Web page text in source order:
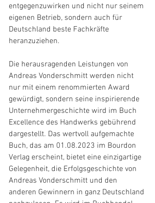
entgegenzuwirken und nicht nur seinem
eigenen Betrieb, sondern auch für
Deutschland beste Fachkräfte
heranzuziehen.
Die herausragenden Leistungen von
Andreas Vonderschmitt werden nicht
nur mit einem renommierten Award
gewürdigt, sondern seine inspirierende
Unternehmergeschichte wird im Buch
Excellence des Handwerks gebührend
dargestellt. Das wertvoll aufgemachte
Buch, das am 01.08.2023 im Bourdon
Verlag erscheint, bietet eine einzigartige
Gelegenheit, die Erfolgsgeschichte von
Andreas Vonderschmitt und den
anderen Gewinnern in ganz Deutschland